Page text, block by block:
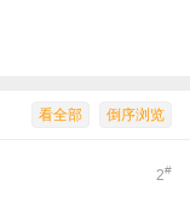
倒序浏览
看全部
2#